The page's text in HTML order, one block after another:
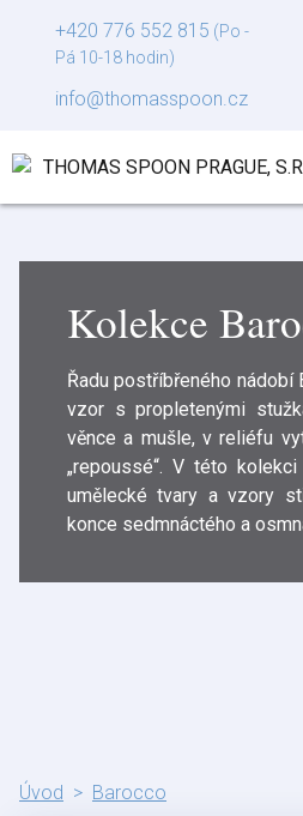
+420 776 552 815 (Po -
Pá 10-18 hodin)
info@thomasspoon.cz
Kolekce
Řadu postříbřeného nádobí
vzor s propletenými
věnce a mušle, v reliéfu
„repoussé“. V této
umělecké tvary a vzory
konce sedmnáctého a
Úvod Barocco